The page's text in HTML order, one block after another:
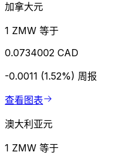
加拿大元
1 ZMW 等于
0.0734002 CAD
-0.0011 (1.52%) 周报
查看图表
澳大利亚元
1 ZMW 等于